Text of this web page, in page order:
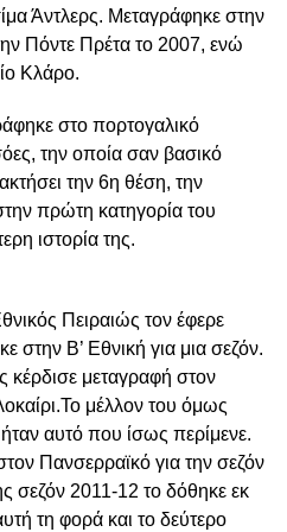
Άντλερς. Μεταγράφηκε στην
Πόντε Πρέτα το 2007, ενώ
Κλάρο.
στο πορτογαλικό
την οποία σαν βασικό
την 6η θέση, την
πρώτη κατηγορία του
ιστορία της.
Πειραιώς τον έφερε
στην Β’ Εθνική για μια σεζόν.
κέρδισε μεταγραφή στον
μέλλον του όμως
αυτό που ίσως περίμενε.
Πανσερραϊκό για την σεζόν
σεζόν 2011-12 το δόθηκε εκ
τη φορά και το δεύτερο